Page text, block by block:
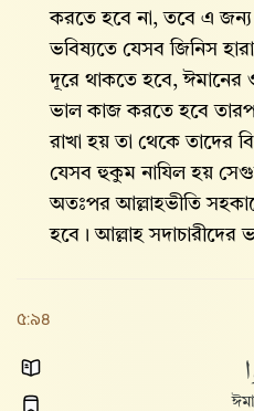
করতে হবে না, তবে এ জন্য
ভবিষ্যতে যেসব জিনিস
দূরে থাকতে হবে,
ভাল কাজ করতে হবে
রাখা হয় তা থেকে তাদের
যেসব হুকুম নাযিল হয়
অতঃপর আল্লাহভীতি
হবে। আল্লাহ‌ সদাচারীদের
৫:৯৪